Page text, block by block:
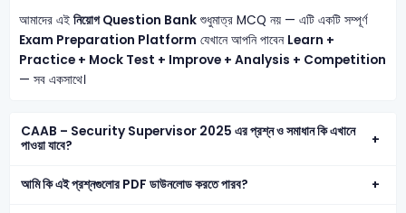
আমাদের এই নিয়োগ Question Bankশুধুমাত্র MCQ নয় — এটি একটি সম্পূর্ণ
Exam Preparation Platform যেখানে আপনি পাবেন Learn +
Practice + Mock Test + Improve + Analysis + Competition
— সব একসাথে।
CAAB – Security Supervisor 2025 এর প্রশ্ন ও সমাধান কি এখানে
পাওয়া যাবে?
আমি কি এই প্রশ্নগুলোর PDF ডাউনলোড করতে পারব?